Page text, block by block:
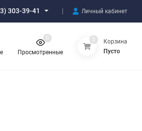
303-39-41 Личный кабинет
Просмотренные
0 0
Корзина
Пусто